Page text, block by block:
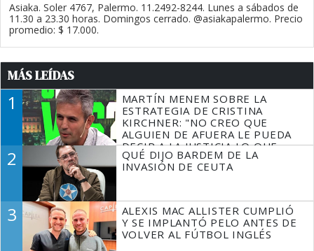
Asiaka. Soler 4767, Palermo. 11.2492-8244. Lunes a sábados de
11.30 a 23.30 horas. Domingos cerrado. @asiakapalermo. Precio
promedio: $ 17.000.
MÁS LEÍDAS
1
MARTÍN MENEM SOBRE LA
ESTRATEGIA DE CRISTINA
KIRCHNER: "NO CREO QUE
ALGUIEN DE AFUERA LE PUEDA
DECIR A LA JUSTICIA LO QUE
TIENE QUE HACER"
2
QUÉ DIJO BARDEM DE LA
INVASIÓN DE CEUTA
3
ALEXIS MAC ALLISTER CUMPLIÓ
Y SE IMPLANTÓ PELO ANTES DE
VOLVER AL FÚTBOL INGLÉS